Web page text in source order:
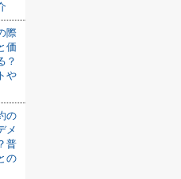
際
価
？
や
の
メ
普
の